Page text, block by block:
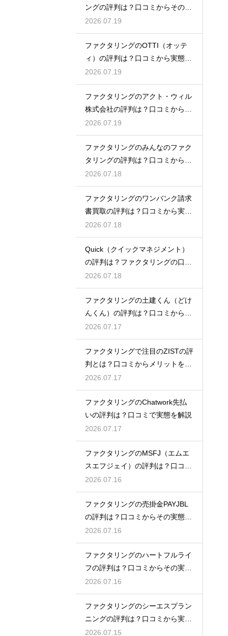
ングの評判は？口コミからその実
態を徹底解説
2026.07.19
ファクタリングのOTTI（オッテ
ィ）の評判は？口コミから実態を
徹底解説
2026.07.19
ファクタリングのアクト・ウィル
株式会社の評判は？口コミから実
態を徹底解説
2026.07.19
ファクタリングのみんなのファク
タリングの評判は？口コミから実
態を徹底解説
2026.07.18
ファクタリングのワンバンク請求
書買取の評判は？口コミから実態
を徹底解説
2026.07.18
Quick（クイックマネジメント）
の評判は？ファクタリングの口コ
ミ検証
2026.07.18
ファクタリングの土建くん（どけ
んくん）の評判は？口コミから実
態を徹底解説
2026.07.17
ファクタリングで注目のZISTの評
判とは？口コミからメリットを徹
底解説
2026.07.17
ファクタリングのChatwork先払
いの評判は？口コミで実態を解説
2026.07.17
ファクタリングのMSFJ（エムエ
スエフジェイ）の評判は？口コミ
から検証
2026.07.16
ファクタリングの売掛金PAYJBL
の評判は？口コミからその実態を
徹底解説
2026.07.16
ファクタリングのハートフルライ
フの評判は？口コミからその実態
を徹底解説
2026.07.16
ファクタリングのシーエスプラン
ニングの評判は？口コミから実態
を徹底解説
2026.07.15